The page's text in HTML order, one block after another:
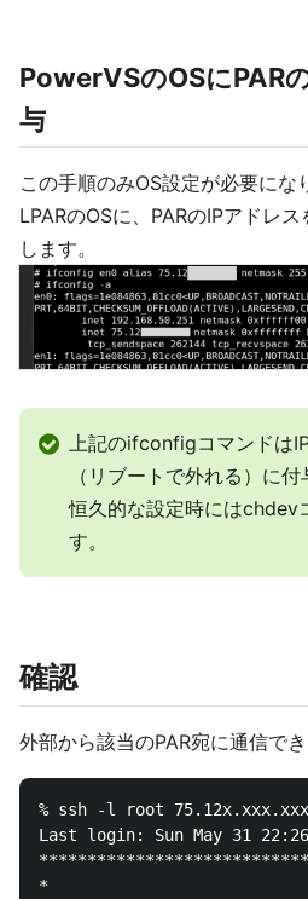
PowerVSのOSにPAR
与
この手順のみOS設定が必要に
LPARのOSに、PARのIPアドレ
します。
上記のifconfigコマンドは
（リブートで外れる）に付
恒久的な設定時にはchdev
す。
確認
外部から該当のPAR宛に通信で
% ssh -l root 75.12x.xxx.xxx
Last login: Sun May 31
*